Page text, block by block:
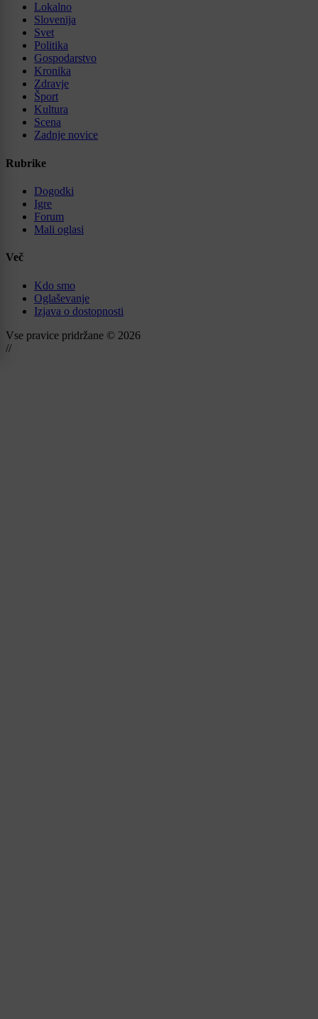
Lokalno
Slovenija
Svet
Politika
Gospodarstvo
Kronika
Zdravje
Šport
Kultura
Scena
Zadnje novice
Rubrike
Dogodki
Igre
Forum
Mali oglasi
Več
Kdo smo
Oglaševanje
Izjava o dostopnosti
Vse pravice pridržane © 2026
//